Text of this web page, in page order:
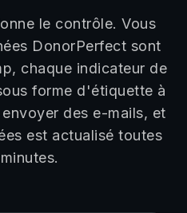
le contrôle. Vous
DonorPerfect sont
chaque indicateur de
forme d'étiquette à
des e-mails, et
est actualisé toutes